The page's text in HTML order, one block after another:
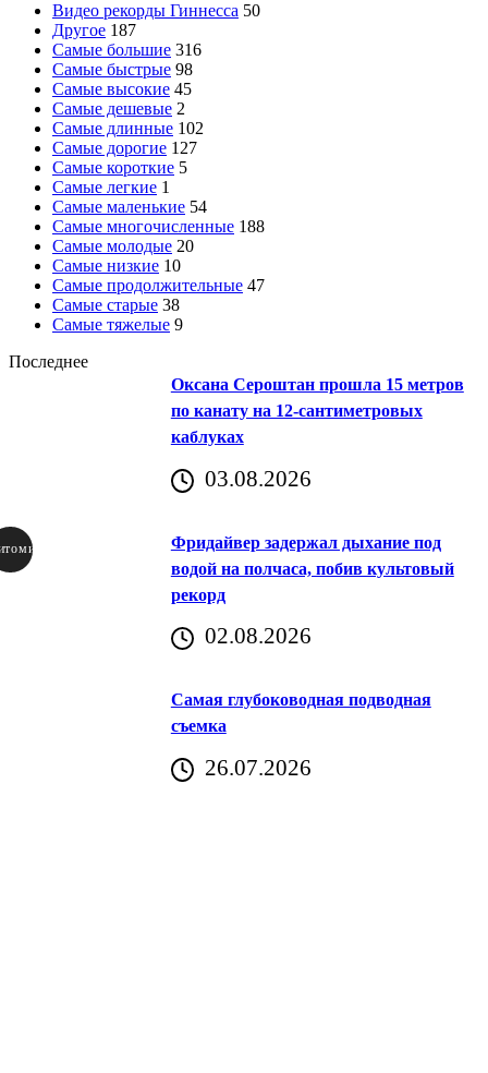
Видео рекорды Гиннесса 50
Другое 187
Самые большие 316
Самые быстрые 98
Самые высокие 45
Самые дешевые 2
Самые длинные 102
Самые дорогие 127
Самые короткие 5
Самые легкие 1
Самые маленькие 54
Самые многочисленные 188
Самые молодые 20
Самые низкие 10
Самые продолжительные 47
Самые старые 38
Самые тяжелые 9
Последнее
Оксана Сероштан прошла 15 метров
по канату на 12-сантиметровых
каблуках
03.08.2026
Фридайвер задержал дыхание под
водой на полчаса, побив культовый
рекорд
02.08.2026
Самая глубоководная подводная
съемка
26.07.2026